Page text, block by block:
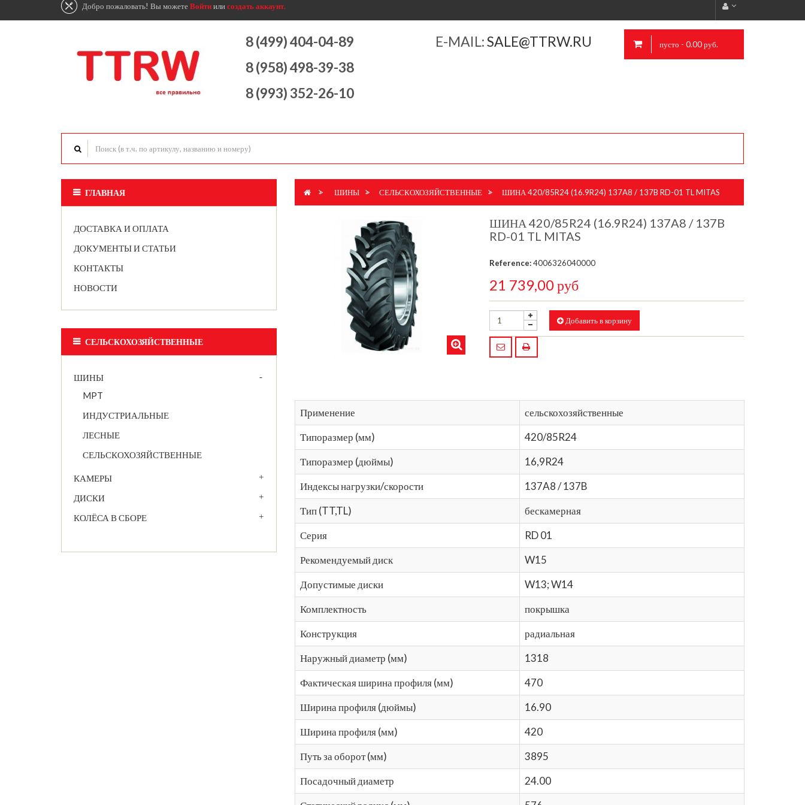
Добро пожаловать! Вы можетеВойтиилисоздать аккаунт.
8 (499) 404-04-89
8 (958) 498-39-38
8 (993) 352-26-10
E-MAIL:SALE@TTRW.RU пусто - 0.00 руб.
ГЛАВНАЯ
ДОСТАВКА И ОПЛАТА
ДОКУМЕНТЫ И СТАТЬИ
КОНТАКТЫ
НОВОСТИ
СЕЛЬСКОХОЗЯЙСТВЕННЫЕ
ШИНЫ
MPT
ИНДУСТРИАЛЬНЫЕ
ЛЕСНЫЕ
СЕЛЬСКОХОЗЯЙСТВЕННЫЕ
КАМЕРЫ
ДИСКИ
КОЛЁСА В СБОРЕ
> ШИНЫ > СЕЛЬСКОХОЗЯЙСТВЕННЫЕ > ШИНА 420/85R24 (16.9R24) 137A8 / 137B RD-01 TL MITAS
ШИНА 420/85R24 (16.9R24) 137A8 / 137B
RD-01 TL MITAS
Reference:4006326040000
21 739,00 руб
Добавить в корзину
Применение
сельскохозяйственные
Типоразмер (мм)
420/85R24
Типоразмер (дюймы)
16,9R24
Индексы нагрузки/скорости
137A8 / 137B
Тип (TT,TL)
бескамерная
Серия
RD 01
Рекомендуемый диск
W15
Допустимые диски
W13; W14
Комплектность
покрышка
Конструкция
радиальная
Наружный диаметр (мм)
1318
Фактическая ширина профиля (мм)
470
Ширина профиля (дюймы)
16.90
Ширина профиля (мм)
420
Путь за оборот (мм)
3895
Посадочный диаметр
24.00